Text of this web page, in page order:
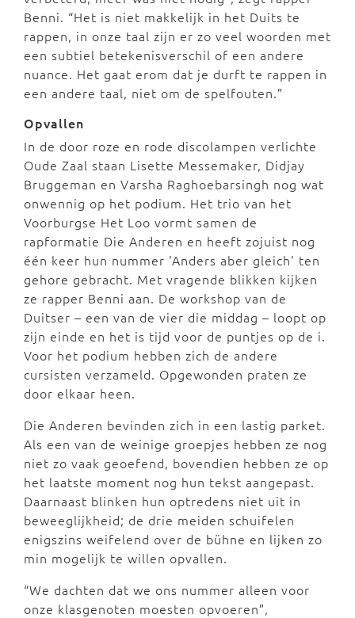
Benni. “Het is niet makkelijk in het Duits te
rappen, in onze taal zijn er zo veel woorden met
een subtiel betekenisverschil of een andere
nuance. Het gaat erom dat je durft te rappen in
een andere taal, niet om de spelfouten.”
Opvallen
In de door roze en rode discolampen verlichte
Oude Zaal staan Lisette Messemaker, Didjay
Bruggeman en Varsha Raghoebarsingh nog wat
onwennig op het podium. Het trio van het
Voorburgse Het Loo vormt samen de
rapformatie Die Anderen en heeft zojuist nog
één keer hun nummer 'Anders aber gleich' ten
gehore gebracht. Met vragende blikken kijken
ze rapper Benni aan. De workshop van de
Duitser – een van de vier die middag – loopt op
zijn einde en het is tijd voor de puntjes op de i.
Voor het podium hebben zich de andere
cursisten verzameld. Opgewonden praten ze
door elkaar heen.
Die Anderen bevinden zich in een lastig parket.
Als een van de weinige groepjes hebben ze nog
niet zo vaak geoefend, bovendien hebben ze op
het laatste moment nog hun tekst aangepast.
Daarnaast blinken hun optredens niet uit in
beweeglijkheid; de drie meiden schuifelen
enigszins weifelend over de bühne en lijken zo
min mogelijk te willen opvallen.
“We dachten dat we ons nummer alleen voor
onze klasgenoten moesten opvoeren”,